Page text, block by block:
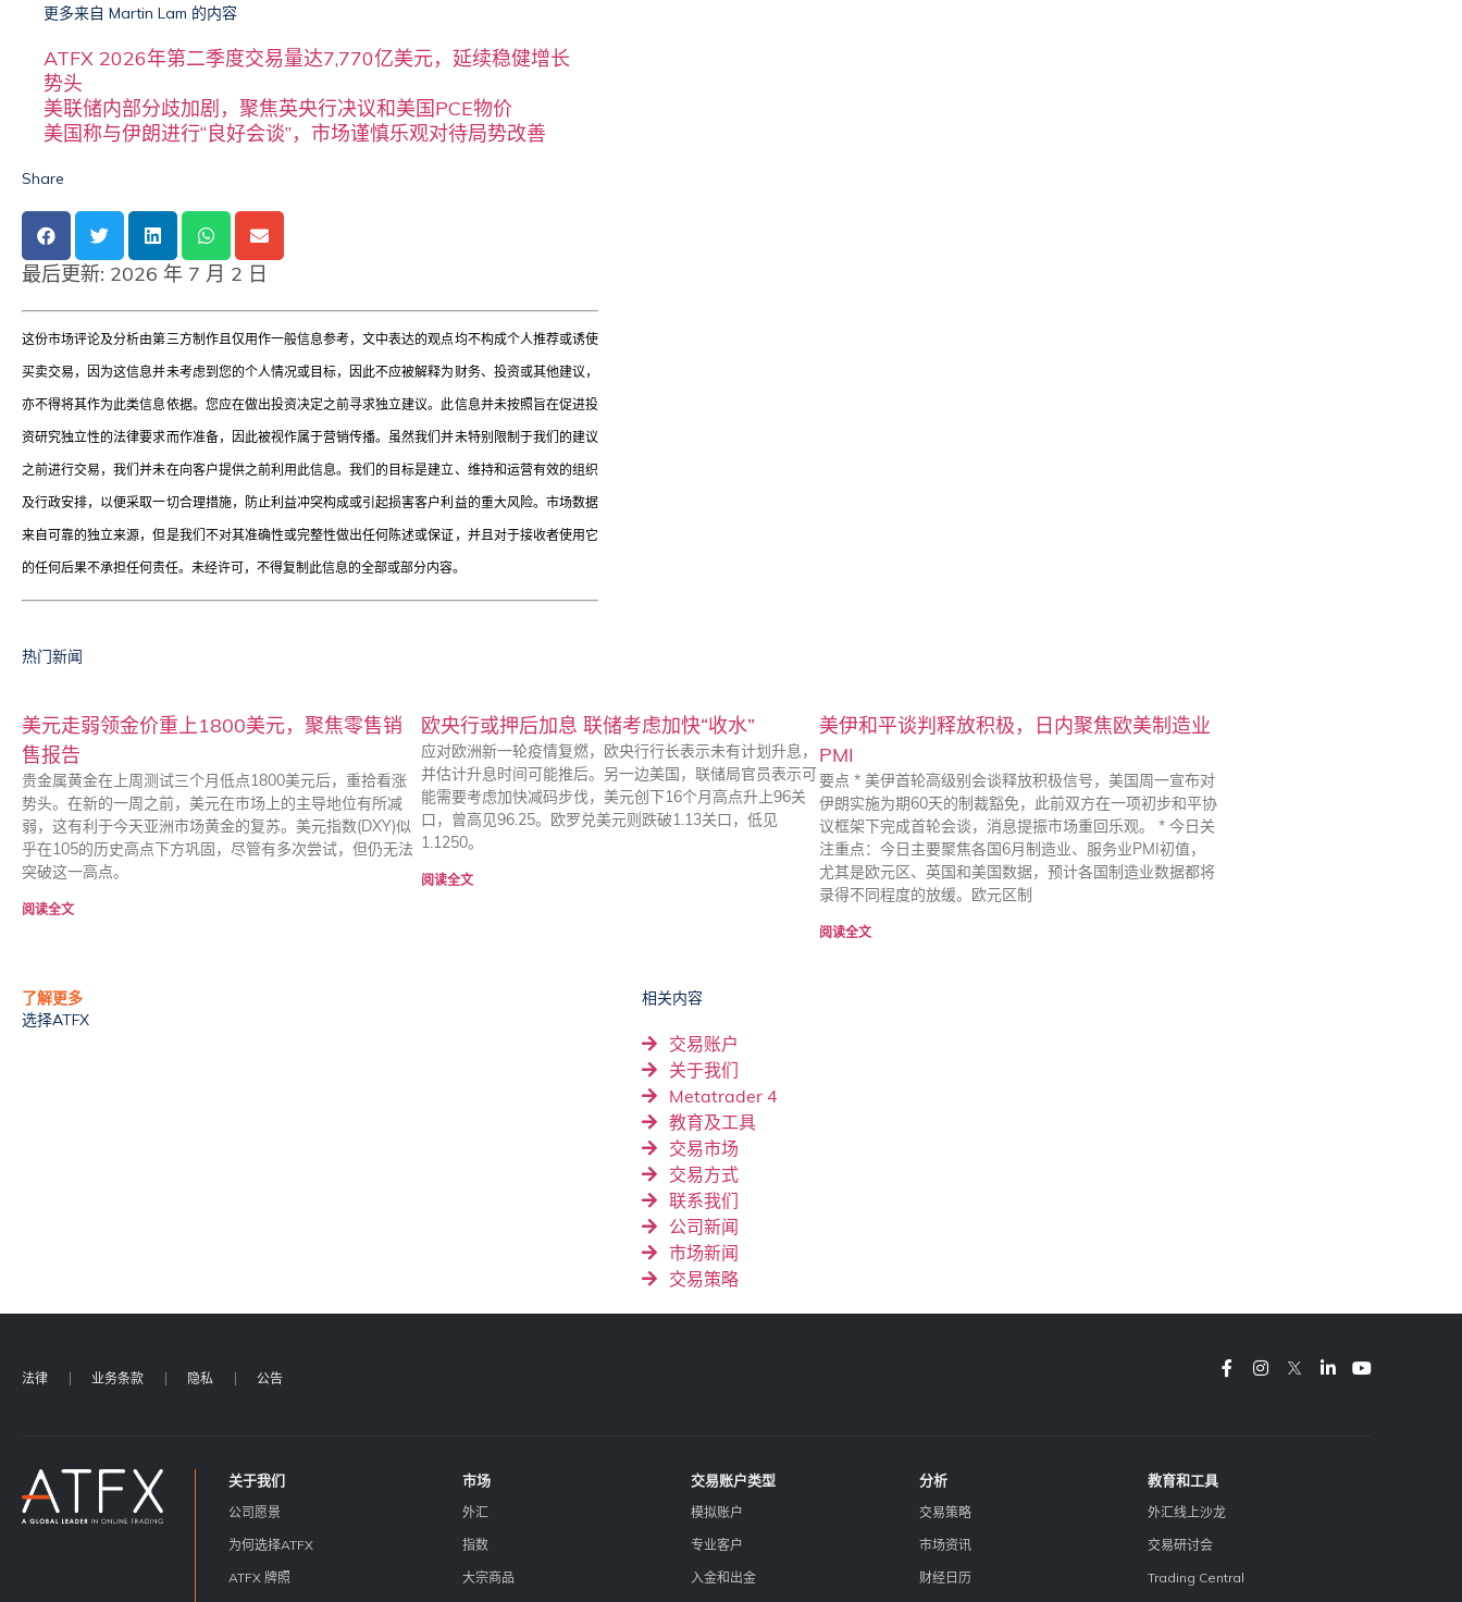
更多来自 Martin Lam 的内容
ATFX 2026年第二季度交易量达7,770亿美元，延续稳健增长
势头
美联储内部分歧加剧，聚焦英央行决议和美国PCE物价
美国称与伊朗进行“良好会谈”，市场谨慎乐观对待局势改善
Share
最后更新: 2026 年 7 月 2 日
这份市场评论及分析由第三方制作且仅用作一般信息参考，文中表达的观点均不构成个人推荐或诱使
买卖交易，因为这信息并未考虑到您的个人情况或目标，因此不应被解释为财务、投资或其他建议，
亦不得将其作为此类信息依据。您应在做出投资决定之前寻求独立建议。此信息并未按照旨在促进投
资研究独立性的法律要求而作准备，因此被视作属于营销传播。虽然我们并未特别限制于我们的建议
之前进行交易，我们并未在向客户提供之前利用此信息。我们的目标是建立、维持和运营有效的组织
及行政安排，以便采取一切合理措施，防止利益冲突构成或引起损害客户利益的重大风险。市场数据
来自可靠的独立来源，但是我们不对其准确性或完整性做出任何陈述或保证，并且对于接收者使用它
的任何后果不承担任何责任。未经许可，不得复制此信息的全部或部分内容。
热门新闻
美元走弱领金价重上1800美元，聚焦零售销
售报告
贵金属黄金在上周测试三个月低点1800美元后，重拾看涨
势头。在新的一周之前，美元在市场上的主导地位有所减
弱，这有利于今天亚洲市场黄金的复苏。美元指数(DXY)似
乎在105的历史高点下方巩固，尽管有多次尝试，但仍无法
突破这一高点。
阅读全文
欧央行或押后加息 联储考虑加快“收水”
应对欧洲新一轮疫情复燃，欧央行行长表示未有计划升息，
并估计升息时间可能推后。另一边美国，联储局官员表示可
能需要考虑加快减码步伐，美元创下16个月高点升上96关
口，曾高见96.25。欧罗兑美元则跌破1.13关口，低见
1.1250。
阅读全文
美伊和平谈判释放积极，日内聚焦欧美制造业
PMI
要点 * 美伊首轮高级别会谈释放积极信号，美国周一宣布对
伊朗实施为期60天的制裁豁免，此前双方在一项初步和平协
议框架下完成首轮会谈，消息提振市场重回乐观。 * 今日关
注重点：今日主要聚焦各国6月制造业、服务业PMI初值，
尤其是欧元区、英国和美国数据，预计各国制造业数据都将
录得不同程度的放缓。欧元区制
阅读全文
了解更多
选择ATFX
相关内容
交易账户
关于我们
Metatrader 4
教育及工具
交易市场
交易方式
联系我们
公司新闻
市场新闻
交易策略
法律 业务条款 隐私 公告
关于我们
公司愿景
为何选择ATFX
ATFX 牌照
市场
外汇
指数
大宗商品
交易账户类型
模拟账户
专业客户
入金和出金
分析
交易策略
市场资讯
财经日历
教育和工具
外汇线上沙龙
交易研讨会
Trading Central